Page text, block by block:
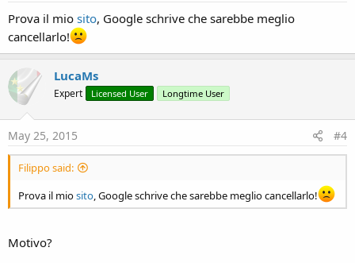
Prova il mio sito, Google schrive che sarebbe meglio
cancellarlo!
LucaMs
Expert Licensed User Longtime User
May 25, 2015 #4
Filippo said:
Prova il miosito, Google schrive che sarebbe meglio cancellarlo!
Motivo?